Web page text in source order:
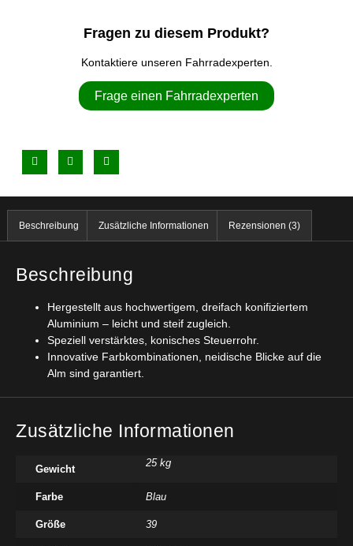
Fragen zu diesem Produkt?
Kontaktiere unseren Fahrradexperten.
Frage einen Fahrradexperten
Beschreibung Zusätzliche Informationen Rezensionen (3)
Beschreibung
Hergestellt aus hochwertigem, dreifach konifiziertem
Aluminium – leicht und steif zugleich.
Speziell verstärktes, konisches Steuerrohr.
Innovative Farbkombinationen, neidische Blicke auf die
Alm sind garantiert.
Zusätzliche Informationen
Gewicht
25 kg
Farbe Blau
Größe 39